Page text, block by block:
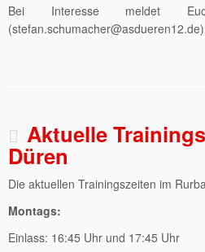
Bei Interesse meldet
Aktuelle
Düren
Die aktuellen Trainingszeiten im
Montags:
Einlass: 16:45 Uhr und 17:45 Uhr